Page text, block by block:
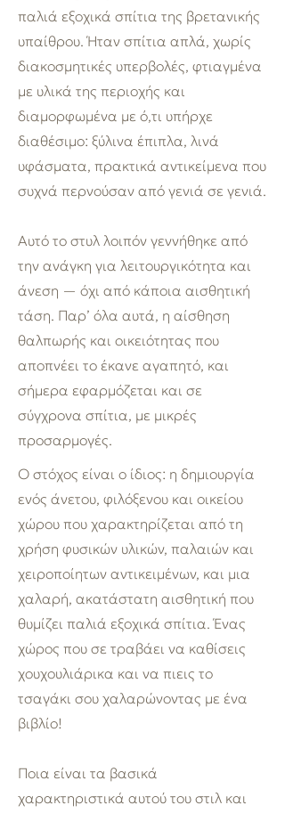
παλιά εξοχικά σπίτια της βρετανικής
υπαίθρου. Ήταν σπίτια απλά, χωρίς
διακοσμητικές υπερβολές, φτιαγμένα
με υλικά της περιοχής και
διαμορφωμένα με ό,τι υπήρχε
διαθέσιμο: ξύλινα έπιπλα, λινά
υφάσματα, πρακτικά αντικείμενα που
συχνά περνούσαν από γενιά σε γενιά.
Αυτό το στυλ λοιπόν γεννήθηκε από
την ανάγκη για λειτουργικότητα και
άνεση — όχι από κάποια αισθητική
τάση. Παρ’ όλα αυτά, η αίσθηση
θαλπωρής και οικειότητας που
αποπνέει το έκανε αγαπητό, και
σήμερα εφαρμόζεται και σε
σύγχρονα σπίτια, με μικρές
προσαρμογές.
Ο στόχος είναι ο ίδιος: η δημιουργία
ενός άνετου, φιλόξενου και οικείου
χώρου που χαρακτηρίζεται από τη
χρήση φυσικών υλικών, παλαιών και
χειροποίητων αντικειμένων, και μια
χαλαρή, ακατάστατη αισθητική που
θυμίζει παλιά εξοχικά σπίτια. Ένας
χώρος που σε τραβάει να καθίσεις
χουχουλιάρικα και να πιεις το
τσαγάκι σου χαλαρώνοντας με ένα
βιβλίο!
Ποια είναι τα βασικά
χαρακτηριστικά αυτού του στιλ και